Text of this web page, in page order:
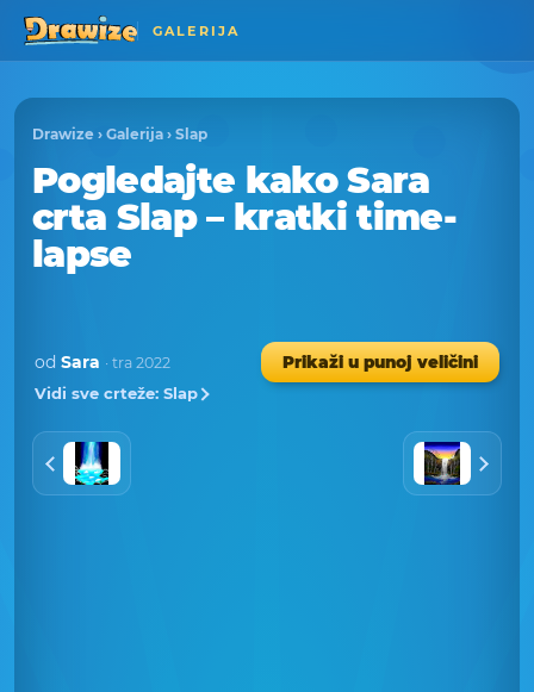
GALERIJA
Drawize › Galerija › Slap
Pogledajte kako Sara
crta Slap – kratki time-
lapse
od Sara · tra 2022
Prikaži u punoj veličini
Vidi sve crteže: Slap